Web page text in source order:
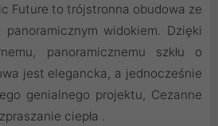
Future to trójstronna obudowa ze
panoramicznym widokiem. Dzięki
panoramicznemu szkłu o
jest elegancka, a jednocześnie
genialnego projektu, Cezanne
ciepła .